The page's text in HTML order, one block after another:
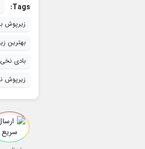
Tags:
زیرپوش
بهترین
بادی نخی
زیرپوش